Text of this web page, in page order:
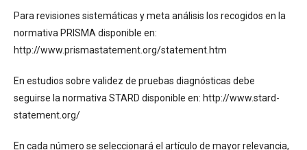
Para revisiones sistemáticas y meta análisis los recogidos en la
normativa PRISMA disponible en:
http://www.prismastatement.org/statement.htm
En estudios sobre validez de pruebas diagnósticas debe
seguirse la normativa STARD disponible en: http://www.stard-
statement.org/
En cada número se seleccionará el artículo de mayor relevancia,